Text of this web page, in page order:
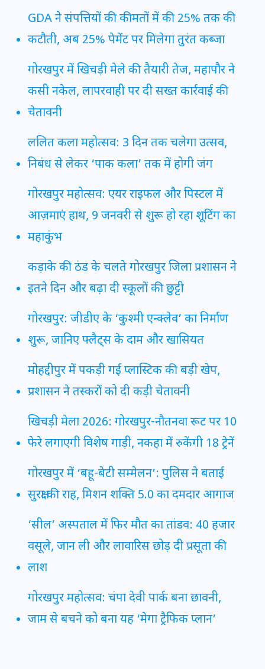
GDA ने संपत्तियों की कीमतों में की 25% तक की
कटौती, अब 25% पेमेंट पर मिलेगा तुरंत कब्जा
गोरखपुर में खिचड़ी मेले की तैयारी तेज, महापौर ने
कसी नकेल, लापरवाही पर दी सख्त कार्रवाई की
चेतावनी
ललित कला महोत्सव: 3 दिन तक चलेगा उत्सव,
निबंध से लेकर ‘पाक कला’ तक में होगी जंग
गोरखपुर महोत्सव: एयर राइफल और पिस्टल में
आज़माएं हाथ, 9 जनवरी से शुरू हो रहा शूटिंग का
महाकुंभ
कड़ाके की ठंड के चलते गोरखपुर जिला प्रशासन ने
इतने दिन और बढ़ा दी स्कूलों की छुट्टी
गोरखपुर: जीडीए के ‘कुश्मी एन्क्लेव’ का निर्माण
शुरू, जानिए फ्लैट्स के दाम और खासियत
मोहद्दीपुर में पकड़ी गई प्लास्टिक की बड़ी खेप,
प्रशासन ने तस्करों को दी कड़ी चेतावनी
खिचड़ी मेला 2026: गोरखपुर-नौतनवा रूट पर 10
फेरे लगाएगी विशेष गाड़ी, नकहा में रुकेंगी 18 ट्रेनें
गोरखपुर में ‘बहू-बेटी सम्मेलन’: पुलिस ने बताई
सुरक्षा की राह, मिशन शक्ति 5.0 का दमदार आगाज
‘सील’ अस्पताल में फिर मौत का तांडव: 40 हजार
वसूले, जान ली और लावारिस छोड़ दी प्रसूता की
लाश
गोरखपुर महोत्सव: चंपा देवी पार्क बना छावनी,
जाम से बचने को बना यह ‘मेगा ट्रैफिक प्लान’